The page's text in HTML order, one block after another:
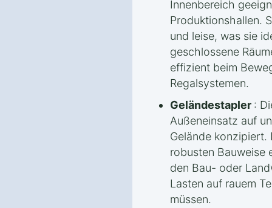
Innenbereich
Produktionshallen.
und leise, was sie
geschlossene
effizient beim
Regalsystemen.
Geländestapler :
Außeneinsatz auf
Gelände konzipiert.
robusten Bauweise
den Bau- oder
Lasten auf rauem
müssen.